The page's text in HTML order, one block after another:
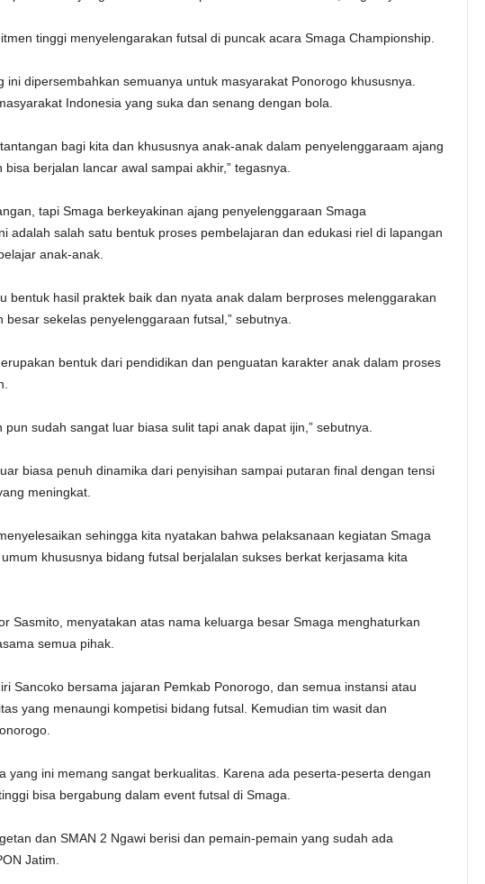
tinggi menyelengarakan futsal di puncak acara Smaga Championship.
ini dipersembahkan semuanya untuk masyarakat Ponorogo khususnya.
Indonesia yang suka dan senang dengan bola.
bagi kita dan khususnya anak-anak dalam penyelenggaraam ajang
berjalan lancar awal sampai akhir,” tegasnya.
tapi Smaga berkeyakinan ajang penyelenggaraan Smaga
adalah salah satu bentuk proses pembelajaran dan edukasi riel di lapangan
anak-anak.
bentuk hasil praktek baik dan nyata anak dalam berproses melenggarakan
sekelas penyelenggaraan futsal,” sebutnya.
bentuk dari pendidikan dan penguatan karakter anak dalam proses
pun sudah sangat luar biasa sulit tapi anak dapat ijin,” sebutnya.
biasa penuh dinamika dari penyisihan sampai putaran final dengan tensi
meningkat.
sehingga kita nyatakan bahwa pelaksanaan kegiatan Smaga
khususnya bidang futsal berjalalan sukses berkat kerjasama kita
Sasmito, menyatakan atas nama keluarga besar Smaga menghaturkan
semua pihak.
Sancoko bersama jajaran Pemkab Ponorogo, dan semua instansi atau
yang menaungi kompetisi bidang futsal. Kemudian tim wasit dan
yang ini memang sangat berkualitas. Karena ada peserta-peserta dengan
bisa bergabung dalam event futsal di Smaga.
dan SMAN 2 Ngawi berisi dan pemain-pemain yang sudah ada
Jatim.